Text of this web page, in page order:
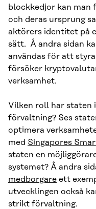
blockkedjor kan man
och deras ursprung
aktörers identitet på
sätt. Å andra sidan
användas för att
försöker
verksamhet.
Vilken roll har staten
förvaltning? Ses
optimera
med Singapores
staten en
systemet? Å andra
medborgare ett
utvecklingen också
strikt förvaltning.